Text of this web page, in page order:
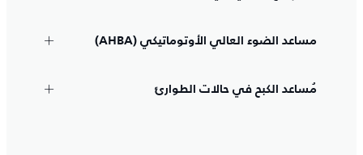
مساعد الضوء العالي الأوتوماتيكي (AHBA)
مُساعد الكبح في حالات الطوارئ